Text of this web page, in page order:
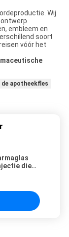
Wij
embleem en
soort
vóór het
apotheekfles
die